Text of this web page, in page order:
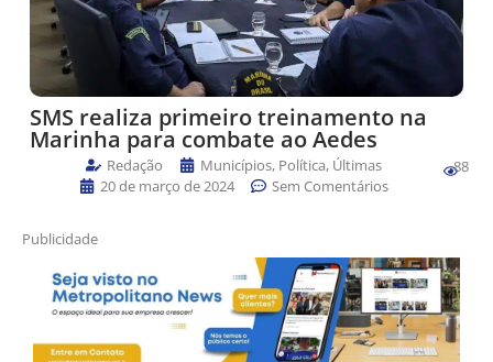
SMS realiza primeiro treinamento na
Marinha para combate ao Aedes
Redação Municípios, Política, Últimas
20 de março de 2024
Sem Comentários
88
Publicidade